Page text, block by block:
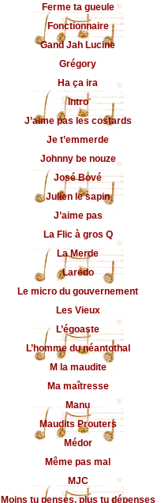
Ferme ta gueule
Fonctionnaire
Gand Jah Lucine
Grégory
Ha ça ira
Intro
J’aime pas les costards
Je t’emmerde
Johnny be nouze
José Bové
Julien le sapin
J’aime pas
La Flic à gros Q
La Merde
Laredo
Le micro du gouvernement
Les Vieux
L’égoaste
L’homme du néantothal
M la maudite
Ma maîtresse
Manu
Maudits Prouters
Médor
Même pas mal
MJC
Moins tu penses, plus tu dépenses